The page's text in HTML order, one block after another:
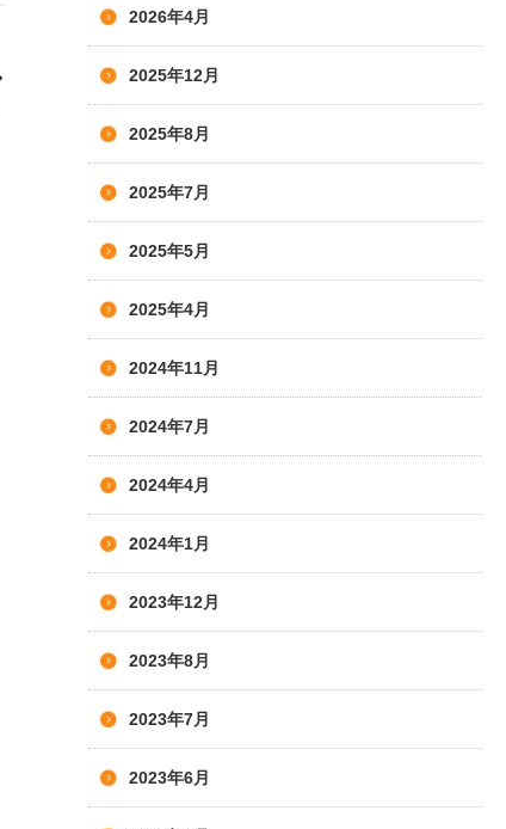
2026年4月
2025年12月
2025年8月
2025年7月
2025年5月
2025年4月
2024年11月
2024年7月
2024年4月
2024年1月
2023年12月
2023年8月
2023年7月
2023年6月